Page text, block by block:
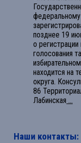
федеральному
позднее 19
о
голосования
находится на
округа.
86
Лабинская ...
Наши контакты: